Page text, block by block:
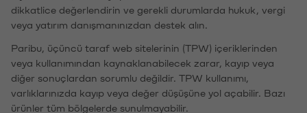
dikkatlice değerlendirin ve gerekli durumlarda hukuk, vergi
veya yatırım danışmanınızdan destek alın.
Paribu, üçüncü taraf web sitelerinin (TPW) içeriklerinden
veya kullanımından kaynaklanabilecek zarar, kayıp veya
diğer sonuçlardan sorumlu değildir. TPW kullanımı,
varlıklarınızda kayıp veya değer düşüşüne yol açabilir. Bazı
ürünler tüm bölgelerde sunulmayabilir.